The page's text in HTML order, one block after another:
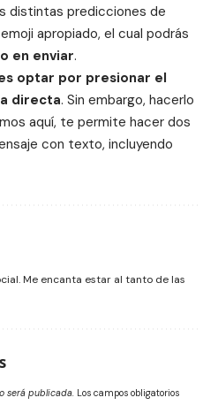
distintas predicciones de
apropiado, el cual podrás
en enviar.
optar por presionar el
directa. Sin embargo, hacerlo
aquí, te permite hacer dos
con texto, incluyendo
Me encanta estar al tanto de las
será publicada. Los campos obligatorios